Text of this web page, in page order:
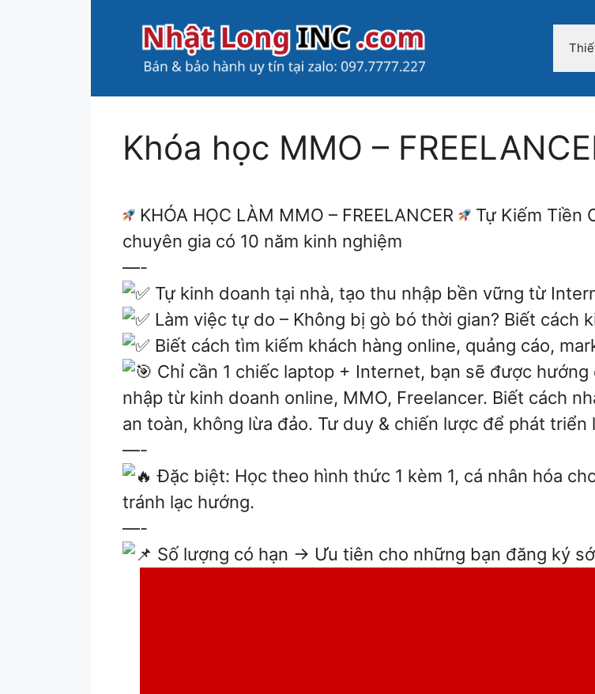
Khóa học MMO –
KHÓA HỌC LÀM MMO – FREELANCER
Tự Kiếm Tiền
chuyên gia có 10 năm kinh nghiệm
—-
Tự kinh doanh tại nhà, tạo thu nhập bền vững từ
Làm việc tự do – Không bị gò bó thời gian? Biết cách
Biết cách tìm kiếm khách hàng online, quảng cáo,
Chỉ cần 1 chiếc laptop + Internet, bạn sẽ được
nhập từ kinh doanh online, MMO, Freelancer. Biết cách
an toàn, không lừa đảo. Tư duy & chiến lược để phát triển
—-
Đặc biệt: Học theo hình thức 1 kèm 1, cá nhân hóa
tránh lạc hướng.
—-
Số lượng có hạn → Ưu tiên cho những bạn đăng ký